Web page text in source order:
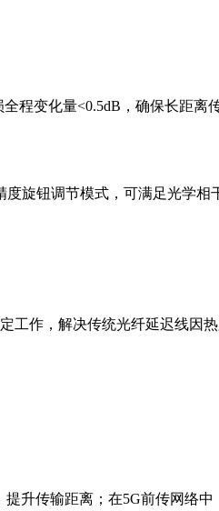
全程变化量<0.5dB ，确保长距离
度旋钮调节模式，可满足光学相
工作，解决传统光纤延迟线因
提升传输距离；在5G前传网络中